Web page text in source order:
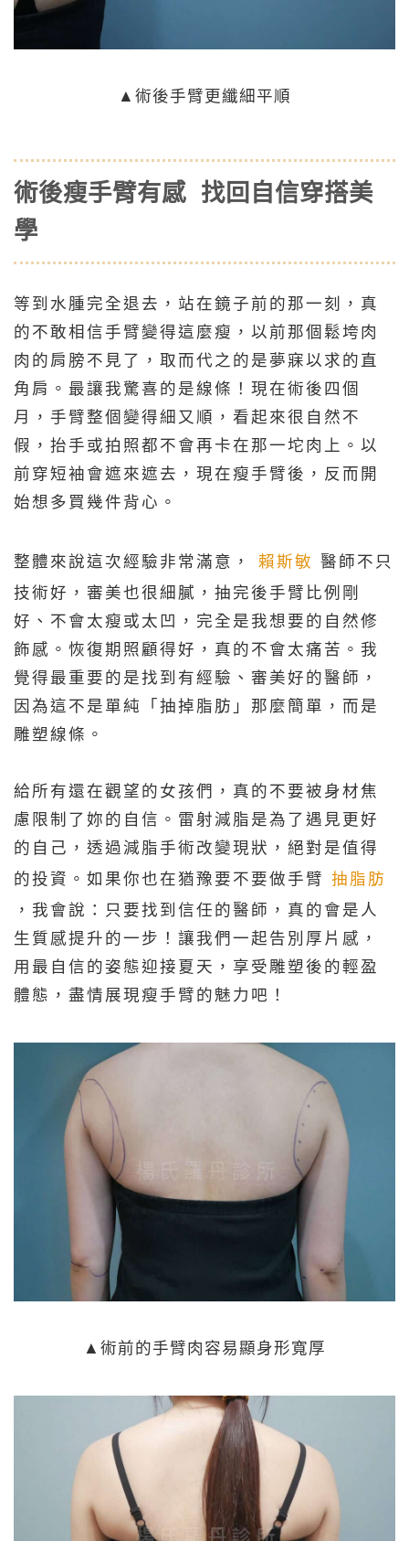
▲術後手臂更纖細平順
術後瘦手臂有感 找回自信穿搭美
學
等到水腫完全退去，站在鏡子前的那一刻，真
的不敢相信手臂變得這麼瘦，以前那個鬆垮肉
肉的肩膀不見了，取而代之的是夢寐以求的直
角肩。 最讓我驚喜的是線條！現在術後四個
月，手臂整個變得細又順，看起來很自然不
假，抬手或拍照都不會再卡在那一坨肉上。以
前穿短袖會遮來遮去，現在瘦手臂後，反而開
始想多買幾件背心。
整體來說這次經驗非常滿意， 賴斯敏 醫師不只
技術好，審美也很細膩，抽完後手臂比例剛
好、不會太瘦或太凹，完全是我想要的自然修
飾感。恢復期照顧得好，真的不會太痛苦。我
覺得最重要的是找到有經驗、審美好的醫師，
因為這不是單純「抽掉脂肪」那麼簡單，而是
雕塑線條。
給所有還在觀望的女孩們，真的不要被身材焦
慮限制了妳的自信。雷射減脂 是為了遇見更好
的自己，透過減脂手術 改變現狀，絕對是值得
的投資。 如果你也在猶豫要不要做手臂 抽脂肪
，我會說：只要找到信任的醫師，真的會是人
生質感提升的一步！ 讓我們一起告別厚片感，
用最自信的姿態迎接夏天，享受 雕塑 後的輕盈
體態，盡情展現瘦手臂 的魅力吧！
▲術前的手臂肉容易顯身形寬厚